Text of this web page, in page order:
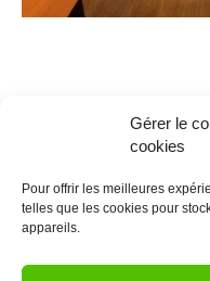
Gérer le
cookies
Pour offrir les meilleures
telles que les cookies pour
appareils.
©